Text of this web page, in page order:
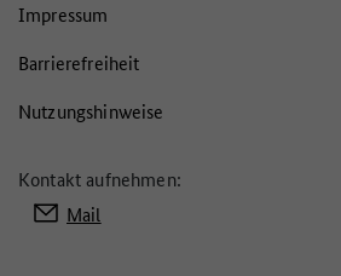
Impressum
Barrierefreiheit
Nutzungshinweise
Kontakt aufnehmen:
Mail